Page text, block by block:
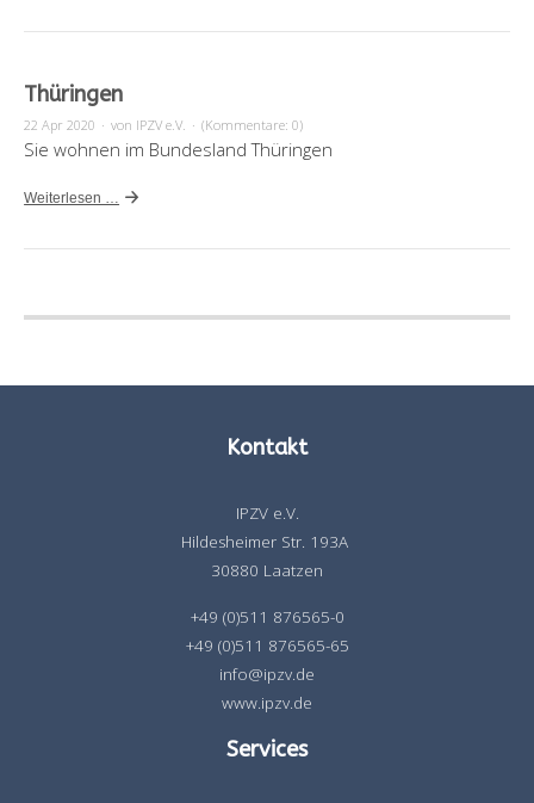
Thüringen
22 Apr 2020 · von IPZV e.V. · (Kommentare: 0)
Sie wohnen im Bundesland Thüringen
Weiterlesen …
Kontakt
IPZV e.V.
Hildesheimer Str. 193A
30880 Laatzen
+49 (0)511 876565-0
+49 (0)511 876565-65
info@ipzv.de
www.ipzv.de
Services